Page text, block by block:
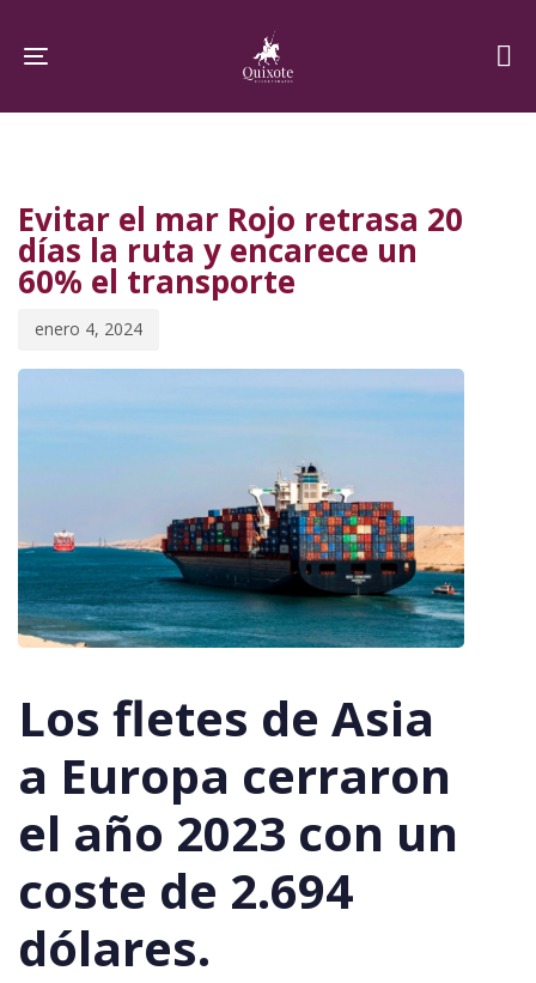
links
content
Toggle navigation
Evitar el mar Rojo retrasa 20
días la ruta y encarece un
60% el transporte
enero 4, 2024
Los fletes de Asia
a Europa cerraron
el año 2023 con un
coste de 2.694
dólares.